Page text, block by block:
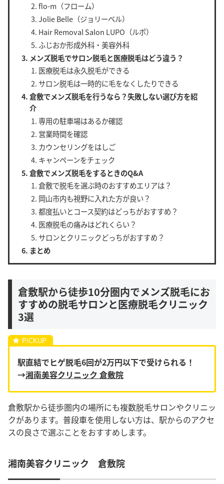
flo-m（フローム）
Jolie Belle（ジョリーベル）
Hair Removal Salon LUPO（ルポ）
ふじおか形成外科・美容外科
メンズ脱毛でサロン脱毛と医療脱毛はどう違う？
医療脱毛は永久脱毛ができる
サロン脱毛は一時的に毛をなくしたりできる
倉敷でメンズ脱毛を行うなら？失敗しない選び方を紹
介
専用の駐車場はあるか確認
営業時間を確認
カウンセリングをはしご
キャンペーンをチェック
倉敷でメンズ脱毛をするときのQ&A
倉敷で脱毛を選ぶ時のおすすめエリアは？
岡山市内も視野に入れた方が良い？
都度払いとコース契約はどっちがおすすめ？
医療脱毛の痛みはどれくらい？
サロンとクリニックどっちがおすすめ？
まとめ
倉敷駅から徒歩10分圏内でメンズ脱毛にお
すすめの脱毛サロンと医療脱毛クリニック
3選
駅直結でヒゲ脱毛6回が2万円以下で受けられる！
→湘南美容クリニック 倉敷院
倉敷駅から徒歩圏内の場所にも複数脱毛サロンやクリニッ
クがあります。普段車を使用しない方は、駅からのアクセ
スの良さで選ぶことをおすすめします。
湘南美容クリニック 倉敷院